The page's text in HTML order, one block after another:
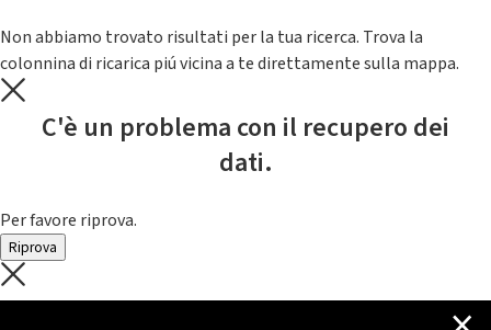
Non abbiamo trovato risultati per la tua ricerca. Trova la
colonnina di ricarica piú vicina a te direttamente sulla mappa.
C'è un problema con il recupero dei
dati.
Per favore riprova.
Riprova
C'è un problema con il recupero dei